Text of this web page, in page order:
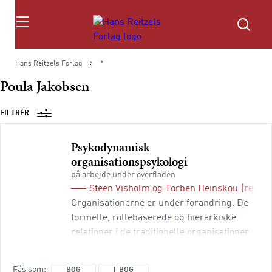
Søg
Hans Reitzels Forlag *
Poula Jakobsen
FILTRÉR
Psykodynamisk
organisationspsykologi
på arbejde under overfladen
Steen Visholm og Torben Heinskou
(red.)
Organisationerne er under forandring. De
formelle, rollebaserede og hierarkiske
relationer i de traditionelle organisationer
Fås som BOG I-BOG